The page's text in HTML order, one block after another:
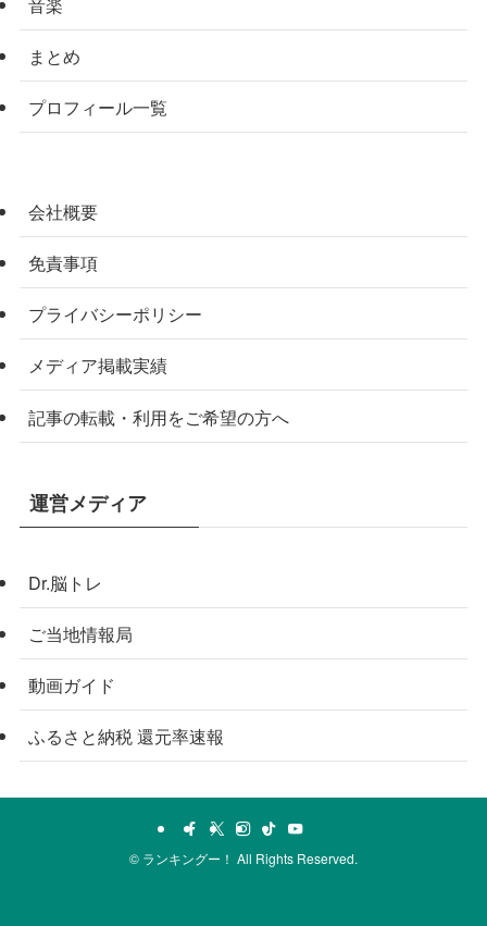
まとめ
プロフィール一覧
会社概要
免責事項
プライバシーポリシー
メディア掲載実績
記事の転載・利用をご希望の方へ
運営メディア
Dr.脳トレ
ご当地情報局
動画ガイド
ふるさと納税 還元率速報
© ランキングー！ All Rights Reserved.